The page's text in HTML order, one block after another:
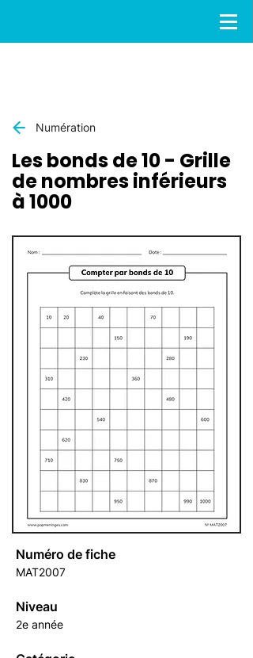
Numération
Les bonds de 10 - Grille
de nombres inférieurs
à 1000
Numéro de fiche
MAT2007
Niveau
2e année